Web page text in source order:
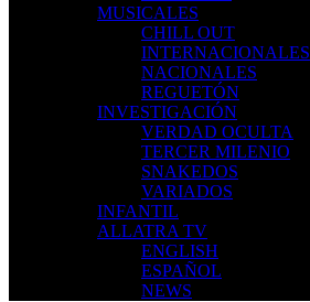
MUSICALES
CHILL OUT
INTERNACIONALES
NACIONALES
REGUETÓN
INVESTIGACIÓN
VERDAD OCULTA
TERCER MILENIO
SNAKEDOS
VARIADOS
INFANTIL
ALLATRA TV
ENGLISH
ESPAÑOL
NEWS